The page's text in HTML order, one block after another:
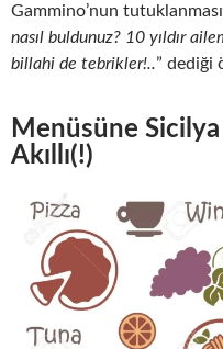
Gammino’nun
nasıl buldunuz? 10 yıldır
billahi de tebrikler!..” dediği
Menüsüne
Akıllı(!)